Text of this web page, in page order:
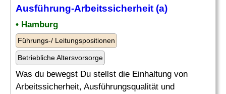
Ausführung-Arbeitssicherheit (a)
• Hamburg
Führungs-/ Leitungspositionen
Betriebliche Altersvorsorge
Was du bewegst Du stellst die Einhaltung von
Arbeitssicherheit, Ausführungsqualität und